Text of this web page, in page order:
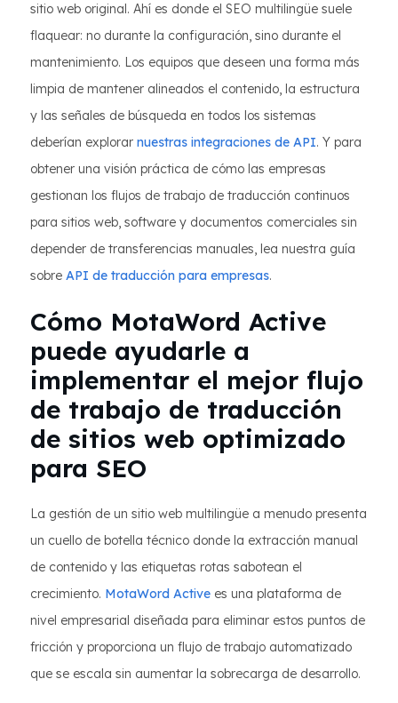
sitio web original. Ahí es donde el SEO multilingüe suele
flaquear: no durante la configuración, sino durante el
mantenimiento. Los equipos que deseen una forma más
limpia de mantener alineados el contenido, la estructura
y las señales de búsqueda en todos los sistemas
deberían explorar nuestras integraciones de API. Y para
obtener una visión práctica de cómo las empresas
gestionan los flujos de trabajo de traducción continuos
para sitios web, software y documentos comerciales sin
depender de transferencias manuales, lea nuestra guía
sobre API de traducción para empresas.
Cómo MotaWord Active
puede ayudarle a
implementar el mejor flujo
de trabajo de traducción
de sitios web optimizado
para SEO
La gestión de un sitio web multilingüe a menudo presenta
un cuello de botella técnico donde la extracción manual
de contenido y las etiquetas rotas sabotean el
crecimiento. MotaWord Active es una plataforma de
nivel empresarial diseñada para eliminar estos puntos de
fricción y proporciona un flujo de trabajo automatizado
que se escala sin aumentar la sobrecarga de desarrollo.